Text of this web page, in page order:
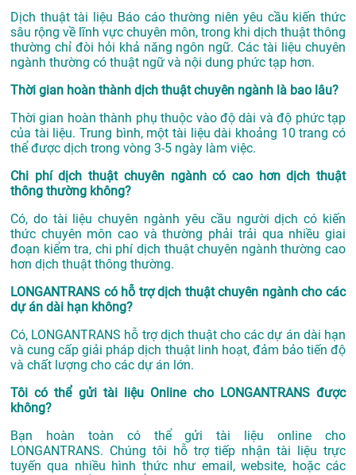
Dịch thuật tài liệu Báo cáo thường niên yêu cầu kiến thức
sâu rộng về lĩnh vực chuyên môn, trong khi dịch thuật thông
thường chỉ đòi hỏi khả năng ngôn ngữ. Các tài liệu chuyên
ngành thường có thuật ngữ và nội dung phức tạp hơn.
Thời gian hoàn thành dịch thuật chuyên ngành là bao lâu?
Thời gian hoàn thành phụ thuộc vào độ dài và độ phức tạp
của tài liệu. Trung bình, một tài liệu dài khoảng 10 trang có
thể được dịch trong vòng 3-5 ngày làm việc.
Chi phí dịch thuật chuyên ngành có cao hơn dịch thuật
thông thường không?
Có, do tài liệu chuyên ngành yêu cầu người dịch có kiến
thức chuyên môn cao và thường phải trải qua nhiều giai
đoạn kiểm tra, chi phí dịch thuật chuyên ngành thường cao
hơn dịch thuật thông thường.
LONGANTRANS có hỗ trợ dịch thuật chuyên ngành cho các
dự án dài hạn không?
Có, LONGANTRANS hỗ trợ dịch thuật cho các dự án dài hạn
và cung cấp giải pháp dịch thuật linh hoạt, đảm bảo tiến độ
và chất lượng cho các dự án lớn.
Tôi có thể gửi tài liệu Online cho LONGANTRANS được
không?
Bạn hoàn toàn có thể gửi tài liệu online cho
LONGANTRANS. Chúng tôi hỗ trợ tiếp nhận tài liệu trực
tuyến qua nhiều hình thức như email, website, hoặc các